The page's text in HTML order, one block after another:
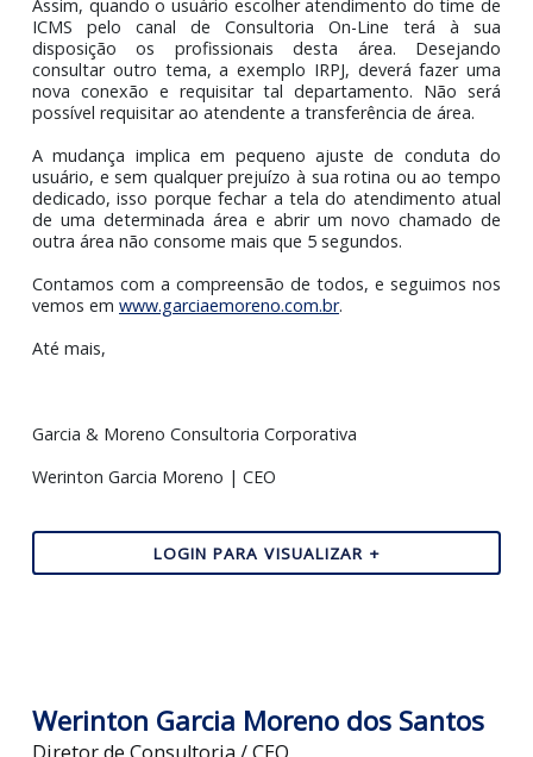
normas de LGPD, a partir deste dia 06 de julho/
nossos sistemas não mais permitirão que que
profissionais da consultoria realizem transferências
chamadas através dos canais de Consultoria On-Line.
Não existe qualquer prejuízo ao usuário ou ao
apenas uma adequação no processo de
Assim, quando o usuário escolher atendimento do time
ICMS pelo canal de Consultoria On-Line terá à
disposição os profissionais desta área.
nova conexão e requisitar tal departamento. Não
possível requisitar ao atendente a transferência de área.
A mudança implica em pequeno ajuste de conduta
de uma determinada área e abrir um novo chamado
vemos emwww.garciaemoreno.com.br.
Até mais,
Werinton Garcia Moreno | CEO